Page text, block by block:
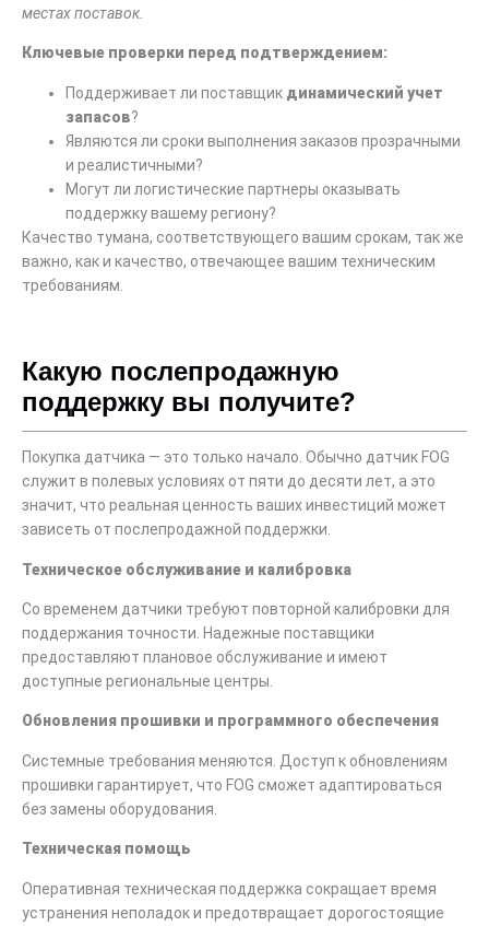
местах поставок.
Ключевые проверки перед подтверждением:
Поддерживает ли поставщик динамический учет
запасов?
Являются ли сроки выполнения заказов прозрачными
и реалистичными?
Могут ли логистические партнеры оказывать
поддержку вашему региону?
Качество тумана, соответствующего вашим срокам, так же
важно, как и качество, отвечающее вашим техническим
требованиям.
Какую послепродажную
поддержку вы получите?
Покупка датчика — это только начало. Обычно датчик FOG
служит в полевых условиях от пяти до десяти лет, а это
значит, что реальная ценность ваших инвестиций может
зависеть от послепродажной поддержки.
Техническое обслуживание и калибровка
Со временем датчики требуют повторной калибровки для
поддержания точности. Надежные поставщики
предоставляют плановое обслуживание и имеют
доступные региональные центры.
Обновления прошивки и программного обеспечения
Системные требования меняются. Доступ к обновлениям
прошивки гарантирует, что FOG сможет адаптироваться
без замены оборудования.
Техническая помощь
Оперативная техническая поддержка сокращает время
устранения неполадок и предотвращает дорогостоящие